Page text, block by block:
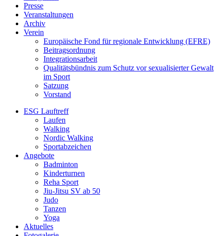
Presse
Veranstaltungen
Archiv
Verein
Europäische Fond für regionale Entwicklung (EFRE)
Beitragsordnung
Integrationsarbeit
Qualitätsbündnis zum Schutz vor sexualisierter Gewalt
im Sport
Satzung
Vorstand
ESG Lauftreff
Laufen
Walking
Nordic Walking
Sportabzeichen
Angebote
Badminton
Kinderturnen
Reha Sport
Jiu-Jitsu SV ab 50
Judo
Tanzen
Yoga
Aktuelles